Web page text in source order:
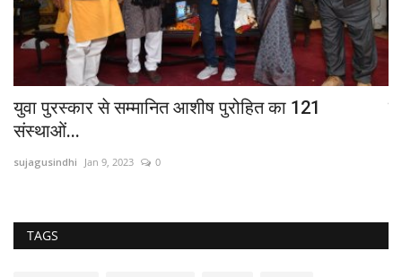
युवा पुरस्कार से सम्मानित आशीष पुरोहित का 121
संस्थाओं...
sujagusindhi Jan 9, 2023 0
TAGS